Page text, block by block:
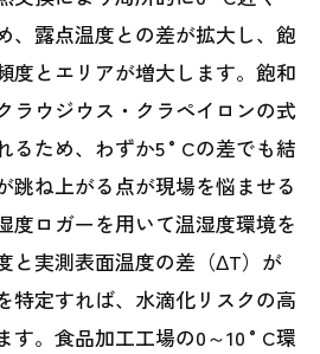
、露点温度との差が拡大し、飽
度とエリアが増大します。飽和
ラウジウス・クラペイロンの式
るため、わずか5 °Cの差でも結
跳ね上がる点が現場を悩ませる
度ロガーを用いて温湿度環境を
と実測表面温度の差（ΔT）が
特定すれば、水滴化リスクの高
す。食品加工工場の0～10 °C環